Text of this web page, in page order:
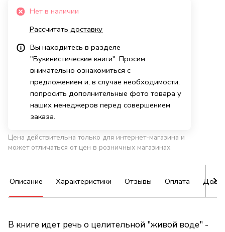
Нет в наличии
Рассчитать доставку
Вы находитесь в разделе
"Букинистические книги". Просим
внимательно ознакомиться с
предложением и, в случае необходимости,
попросить дополнительные фото товара у
наших менеджеров перед совершением
заказа.
Цена действительна только для интернет-магазина и
может отличаться от цен в розничных магазинах
Описание Характеристики Отзывы Оплата
В книге идет речь о целительной "живой воде" -